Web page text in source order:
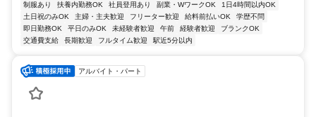
制服あり 扶養内勤務OK 社員登用あり 副業・WワークOK
1日4時間以内OK
土日祝のみOK
主婦・主夫歓迎 フリーター歓迎 給料前払いOK
学歴不問
即日勤務OK
平日のみOK 未経験者歓迎 午前 経験者歓迎
ブランクOK
交通費支給
長期歓迎 フルタイム歓迎 駅近5分以内
アルバイト・パート